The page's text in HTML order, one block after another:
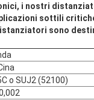
i nostri
sottili
sono
o SUJ2 (52100)